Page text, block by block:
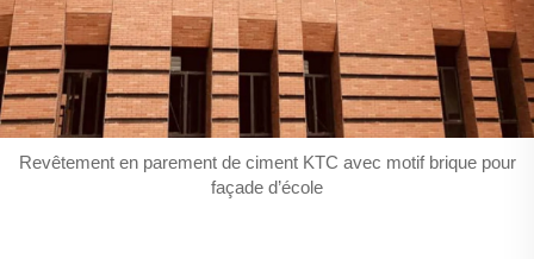
Revêtement en parement de ciment KTC avec motif brique pour
façade d’école